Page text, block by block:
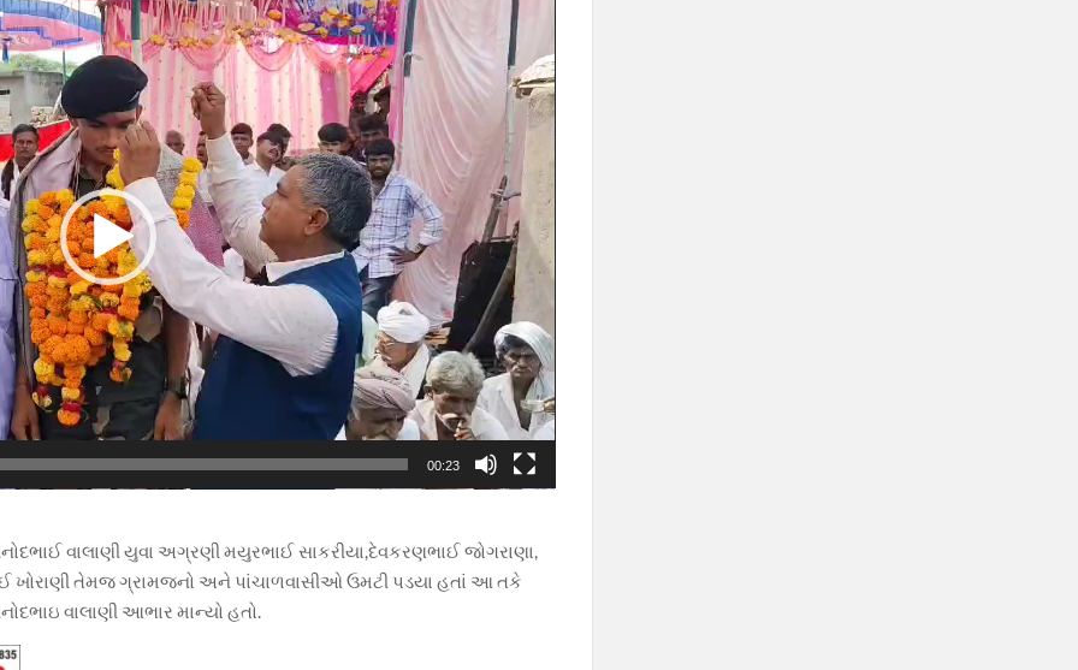
00:23
વાલાણી યુવા અગ્રણી મયુરભાઈ સાકરીયા,દેવકરણભાઈ જોગરાણા,
ખોરાણી તેમજ ગ્રામજનો અને પાંચાળવાસીઓ ઉમટી પડયા હતાં આ તકે
વાલાણી આભાર માન્યો હતો.